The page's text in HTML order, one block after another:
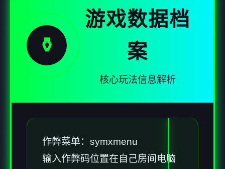
⚱️
游戏数据档
案
核心玩法信息解析
作弊菜单：symxmenu
输入作弊码位置在自己房间电脑